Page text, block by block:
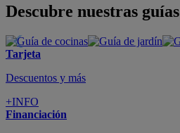
Descubre nuestras guías
Tarjeta
Descuentos y más
+INFO
Financiación